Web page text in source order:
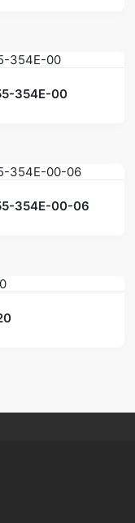
354Е-00
354Е-00-06